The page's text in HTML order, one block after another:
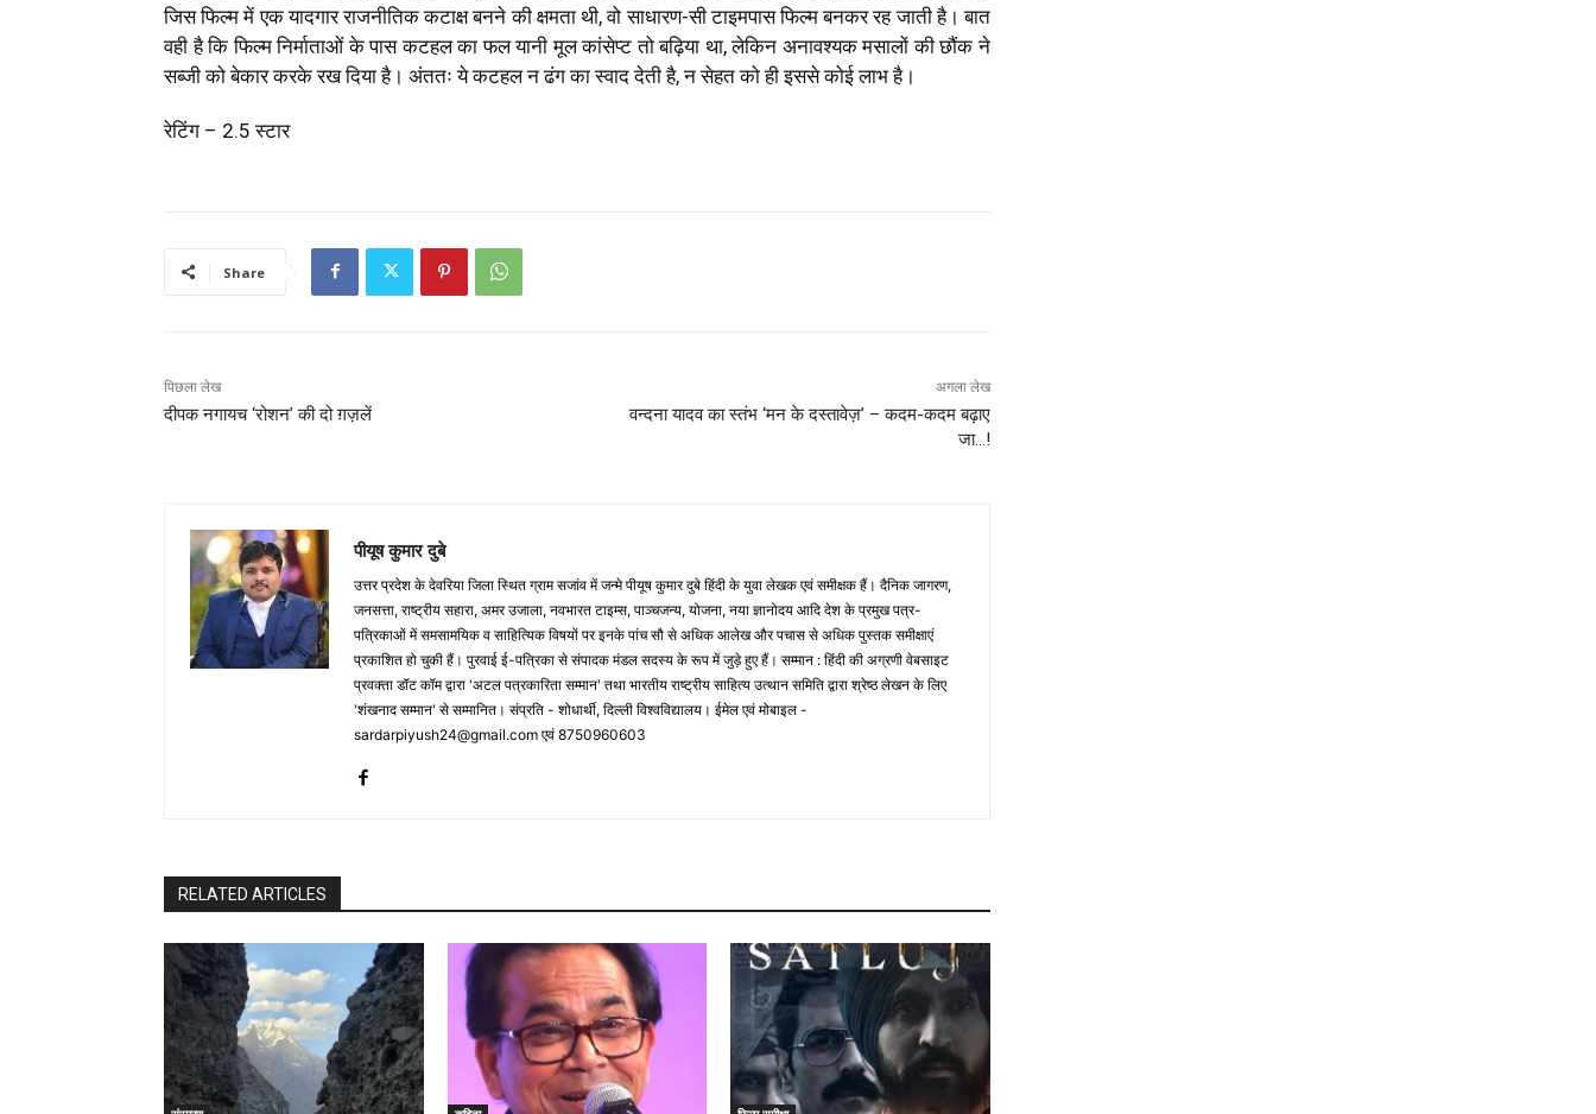
जिस फिल्म में एक यादगार राजनीतिक कटाक्ष बनने की क्षमता थी, वो साधारण-सी टाइमपास फिल्म बनकर रह जाती है। बात
वही है कि फिल्म निर्माताओं के पास कटहल का फल यानी मूल कांसेप्ट तो बढ़िया था, लेकिन अनावश्यक मसालों की छौंक ने
सब्जी को बेकार करके रख दिया है। अंततः ये कटहल न ढंग का स्वाद देती है, न सेहत को ही इससे कोई लाभ है।
रेटिंग – 2.5 स्टार
Share
पिछला लेख
दीपक नगायच ‘रोशन’ की दो ग़ज़लें
अगला लेख
वन्दना यादव का स्तंभ ‘मन के दस्तावेज़’ – कदम-कदम बढ़ाए
जा…!
पीयूष कुमार दुबे
उत्तर प्रदेश के देवरिया जिला स्थित ग्राम सजांव में जन्मे पीयूष कुमार दुबे हिंदी के युवा लेखक एवं समीक्षक हैं। दैनिक जागरण,
जनसत्ता, राष्ट्रीय सहारा, अमर उजाला, नवभारत टाइम्स, पाञ्चजन्य, योजना, नया ज्ञानोदय आदि देश के प्रमुख पत्र-
पत्रिकाओं में समसामयिक व साहित्यिक विषयों पर इनके पांच सौ से अधिक आलेख और पचास से अधिक पुस्तक समीक्षाएं
प्रकाशित हो चुकी हैं। पुरवाई ई-पत्रिका से संपादक मंडल सदस्य के रूप में जुड़े हुए हैं। सम्मान : हिंदी की अग्रणी वेबसाइट
प्रवक्ता डॉट कॉम द्वारा 'अटल पत्रकारिता सम्मान' तथा भारतीय राष्ट्रीय साहित्य उत्थान समिति द्वारा श्रेष्ठ लेखन के लिए
'शंखनाद सम्मान' से सम्मानित। संप्रति - शोधार्थी, दिल्ली विश्वविद्यालय। ईमेल एवं मोबाइल -
sardarpiyush24@gmail.com एवं 8750960603
RELATED ARTICLES